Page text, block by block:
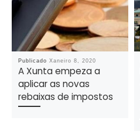
Publicado Xaneiro 8, 2020
A Xunta empeza a
aplicar as novas
rebaixas de impostos